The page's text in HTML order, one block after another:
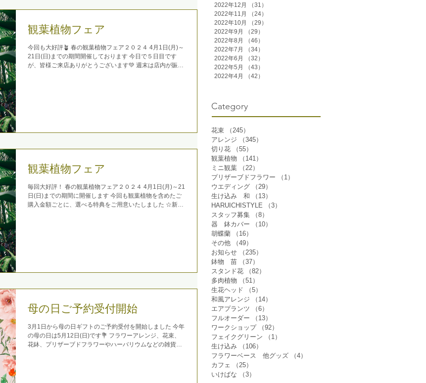
観葉植物フェア
今回も大好評🪴 春の観葉植物フェア２０２４ 4月1日(月)～
21日(日)までの期間開催しております 今日で５日目です
が、皆様ご来店ありがとうございます💚 週末は店内が賑や
観葉植物フェア
毎回大好評！ 春の観葉植物フェア２０２４ 4月1日(月)～21
日(日)までの期間に開催します 今回も観葉植物を含めたご
購入金額ごとに、選べる特典をご用意いたしました ☆新生
母の日ご予約受付開始
3月1日から母の日ギフトのご予約受付を開始しました 今年
の母の日は5月12日(日)です💐 フラワーアレンジ、花束、
花鉢、プリザーブドフラワーやハーバリウムなどの雑貨類
2022年12月
（31）
2022年11月
（24）
2022年10月
（29）
2022年9月
（29）
2022年8月
（46）
2022年7月
（34）
2022年6月
（32）
2022年5月
（43）
2022年4月
（42）
Category
花束 （245）
アレンジ
（345）
切り花
（55）
観葉植物
（141）
ミニ観葉
（22）
プリザーブドフラワー
（1）
ウエディング
（29）
生け込み 和
（13）
HARUICHISTYLE
（3）
スタッフ募集
（8）
器 鉢カバー
（10）
胡蝶蘭
（16）
その他
（49）
お知らせ
（235）
鉢物 苗
（37）
スタンド花
（82）
多肉植物
（51）
生花ヘッド
（5）
和風アレンジ
（14）
エアプランツ
（6）
フルオーダー
（13）
ワークショップ
（92）
フェイクグリーン
（1）
生け込み
（106）
フラワーベース 他グッズ
（4）
カフェ
（25）
いけばな
（3）